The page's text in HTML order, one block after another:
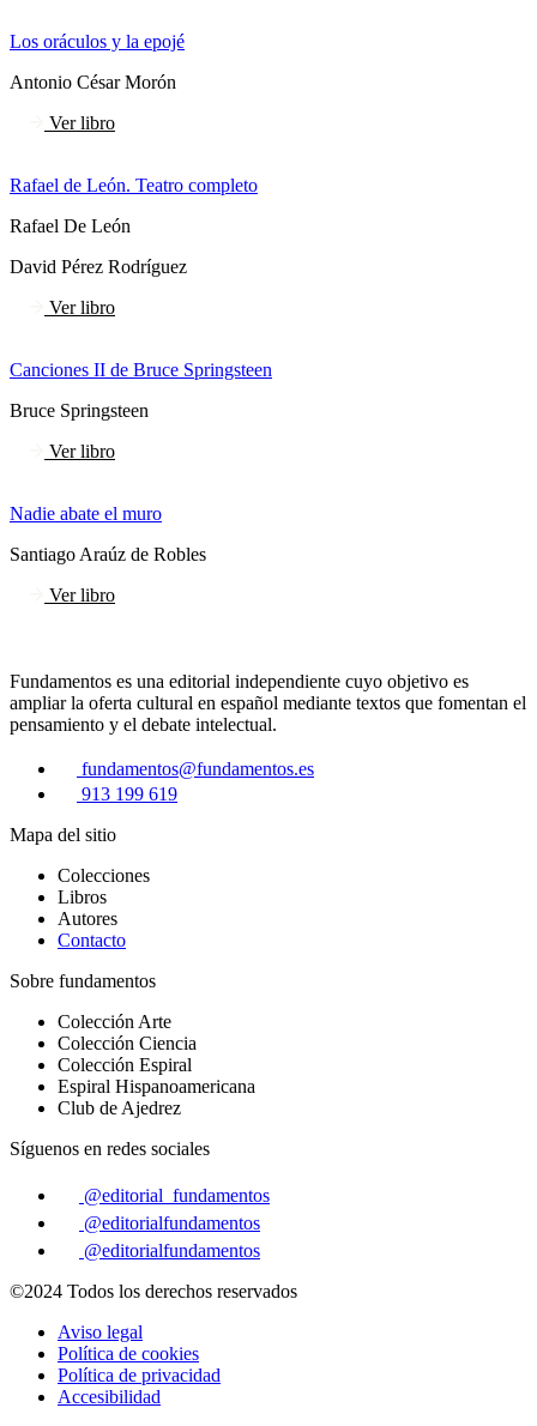
Los oráculos y la epojé
Antonio César Morón
Ver libro
Rafael de León. Teatro completo
Rafael De León
David Pérez Rodríguez
Ver libro
Canciones II de Bruce Springsteen
Bruce Springsteen
Ver libro
Nadie abate el muro
Santiago Araúz de Robles
Ver libro
Fundamentos es una editorial independiente cuyo objetivo es
ampliar la oferta cultural en español mediante textos que fomentan el
pensamiento y el debate intelectual.
fundamentos@fundamentos.es
913 199 619
Mapa del sitio
Colecciones
Libros
Autores
Contacto
Sobre fundamentos
Colección Arte
Colección Ciencia
Colección Espiral
Espiral Hispanoamericana
Club de Ajedrez
Síguenos en redes sociales
@editorial_fundamentos
@editorialfundamentos
@editorialfundamentos
©2024 Todos los derechos reservados
Aviso legal
Política de cookies
Política de privacidad
Accesibilidad